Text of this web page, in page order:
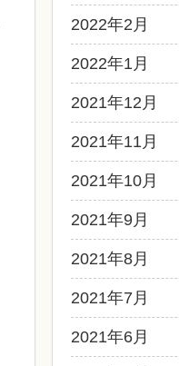
2022年2月
2022年1月
2021年12月
2021年11月
2021年10月
2021年9月
2021年8月
2021年7月
2021年6月